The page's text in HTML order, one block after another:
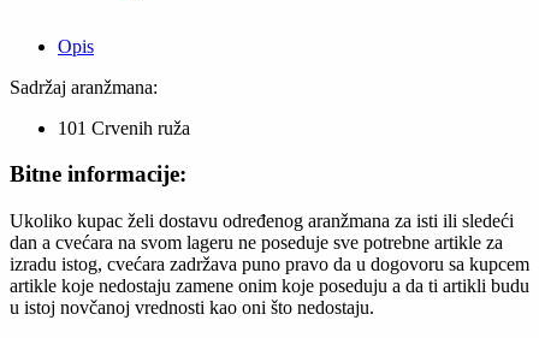
Opis
Sadržaj aranžmana:
101 Crvenih ruža
Bitne informacije:
Ukoliko kupac želi dostavu određenog aranžmana za isti ili sledeći
dan a cvećara na svom lageru ne poseduje sve potrebne artikle za
izradu istog, cvećara zadržava puno pravo da u dogovoru sa kupcem
artikle koje nedostaju zamene onim koje poseduju a da ti artikli budu
u istoj novčanoj vrednosti kao oni što nedostaju.